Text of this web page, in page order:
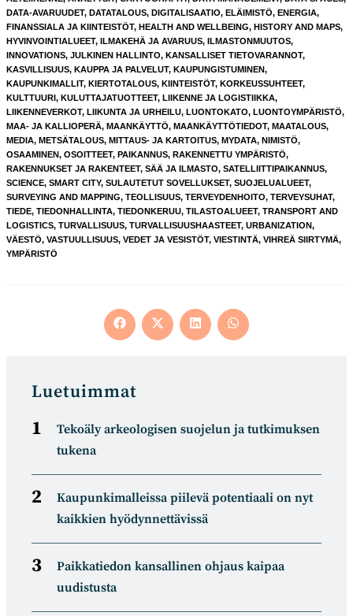
DATA-AVARUUDET, DATATALOUS, DIGITALISAATIO, ELÄIMISTÖ, ENERGIA,
FINANSSIALA JA KIINTEISTÖT, HEALTH AND WELLBEING, HISTORY AND MAPS,
HYVINVOINTIALUEET, ILMAKEHÄ JA AVARUUS, ILMASTONMUUTOS,
INNOVATIONS, JULKINEN HALLINTO, KANSALLISET TIETOVARANNOT,
KASVILLISUUS, KAUPPA JA PALVELUT, KAUPUNGISTUMINEN,
KAUPUNKIMALLIT, KIERTOTALOUS, KIINTEISTÖT, KORKEUSSUHTEET,
KULTTUURI, KULUTTAJATUOTTEET, LIIKENNE JA LOGISTIIKKA,
LIIKENNEVERKOT, LIIKUNTA JA URHEILU, LUONTOKATO, LUONTOYMPÄRISTÖ,
MAA- JA KALLIOPERÄ, MAANKÄYTTÖ, MAANKÄYTTÖTIEDOT, MAATALOUS,
MEDIA, METSÄTALOUS, MITTAUS- JA KARTOITUS, MYDATA, NIMISTÖ,
OSAAMINEN, OSOITTEET, PAIKANNUS, RAKENNETTU YMPÄRISTÖ,
RAKENNUKSET JA RAKENTEET, SÄÄ JA ILMASTO, SATELLIITTIPAIKANNUS,
SCIENCE, SMART CITY, SULAUTETUT SOVELLUKSET, SUOJELUALUEET,
SURVEYING AND MAPPING, TEOLLISUUS, TERVEYDENHOITO, TERVEYSUHAT,
TIEDE, TIEDONHALLINTA, TIEDONKERUU, TILASTOALUEET, TRANSPORT AND
LOGISTICS, TURVALLISUUS, TURVALLISUUSHAASTEET, URBANIZATION,
VÄESTÖ, VASTUULLISUUS, VEDET JA VESISTÖT, VIESTINTÄ, VIHREÄ SIIRTYMÄ,
YMPÄRISTÖ
Opens
in
Opens
in
Opens
in
Opens
in
Luetuimmat
Tekoäly arkeologisen suojelun ja tutkimuksen
tukena
Kaupunkimalleissa piilevä potentiaali on nyt
kaikkien hyödynnettävissä
Paikkatiedon kansallinen ohjaus kaipaa
uudistusta